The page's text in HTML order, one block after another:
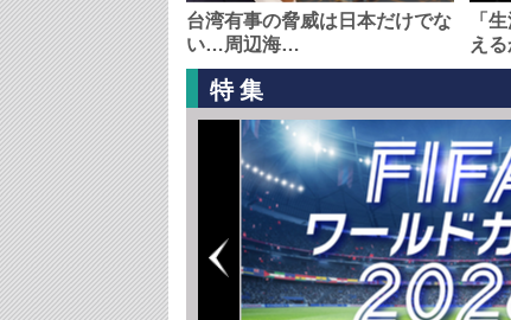
台湾有事の脅威は日本だけでな
い…周辺海…
「
え
特集